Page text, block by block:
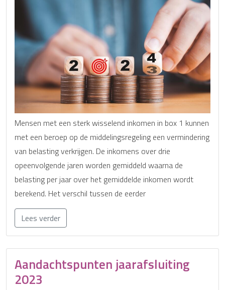
Mensen met een sterk wisselend inkomen in box 1 kunnen
met een beroep op de middelingsregeling een vermindering
van belasting verkrijgen. De inkomens over drie
opeenvolgende jaren worden gemiddeld waarna de
belasting per jaar over het gemiddelde inkomen wordt
berekend. Het verschil tussen de eerder
Lees verder
Aandachtspunten jaarafsluiting
2023